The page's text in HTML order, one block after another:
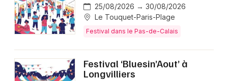
25/08/2026 → 30/08/2026
Le Touquet-Paris-Plage
Festival dans le Pas-de-Calais
Festival ‘Bluesin’Aout’ à
Longvilliers